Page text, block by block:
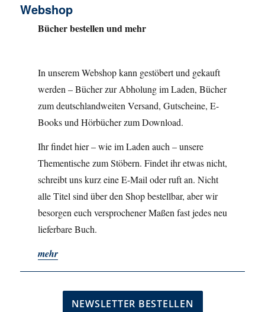
Webshop
Bücher bestellen und mehr
In unserem Webshop kann gestöbert und gekauft
werden – Bücher zur Abholung im Laden, Bücher
zum deutschlandweiten Versand, Gutscheine, E-
Books und Hörbücher zum Download.
Ihr findet hier – wie im Laden auch – unsere
Thementische zum Stöbern. Findet ihr etwas nicht,
schreibt uns kurz eine E-Mail oder ruft an. Nicht
alle Titel sind über den Shop bestellbar, aber wir
besorgen euch versprochener Maßen fast jedes neu
lieferbare Buch.
mehr